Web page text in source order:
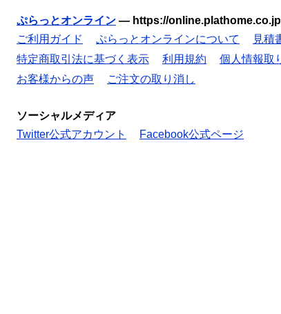
ぷらっとオンライン — https://
ご利用ガイド
ぷらっとオンラインについて 見積
特定商取引法に基づく表示
利用規約 個人情報取
お客様からの声
ご注文の取り消し
ソーシャルメディア
Twitter公式アカウント
Facebook公式ページ